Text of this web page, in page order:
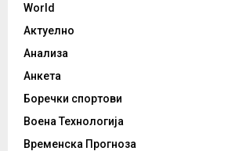
World
Актуелно
Анализа
Анкета
Боречки спортови
Воена Технологија
Временска Прогноза